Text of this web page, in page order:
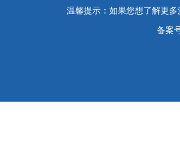
温馨提示：如果您想了解更
备案